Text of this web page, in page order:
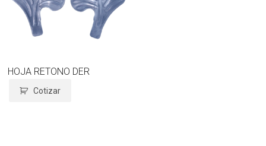
HOJA RETONO DER
Cotizar